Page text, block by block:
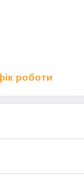
роботи